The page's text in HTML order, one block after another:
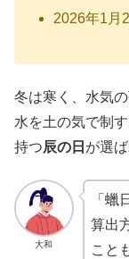
2026年1月
冬は寒く、水気の
水を土の気で制
持つ辰の日 が選
大和
「蠟
算出
こと